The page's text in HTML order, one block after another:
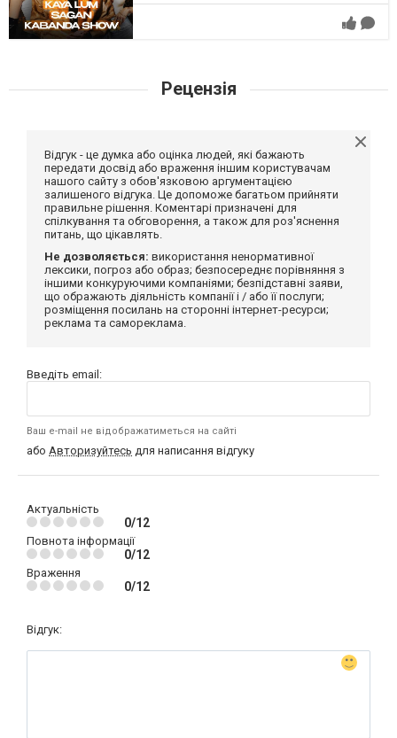
Рецензія
Відгук - це думка або оцінка людей, які бажають
передати досвід або враження іншим користувачам
нашого сайту з обов'язковою аргументацією
залишеного відгука. Це допоможе багатьом прийняти
правильне рішення. Коментарі призначені для
спілкування та обговорення, а також для роз'яснення
питань, що цікавлять.
Не дозволяється: використання ненормативної
лексики, погроз або образ; безпосереднє порівняння з
іншими конкуруючими компаніями; безпідставні заяви,
що ображають діяльність компанії і / або її послуги;
розміщення посилань на сторонні інтернет-ресурси;
реклама та самореклама.
Введіть email:
Ваш e-mail не відображатиметься на сайті
або Авторизуйтесь для написання відгуку
Актуальність
0/12
Повнота інформації
0/12
Враження
0/12
Відгук: